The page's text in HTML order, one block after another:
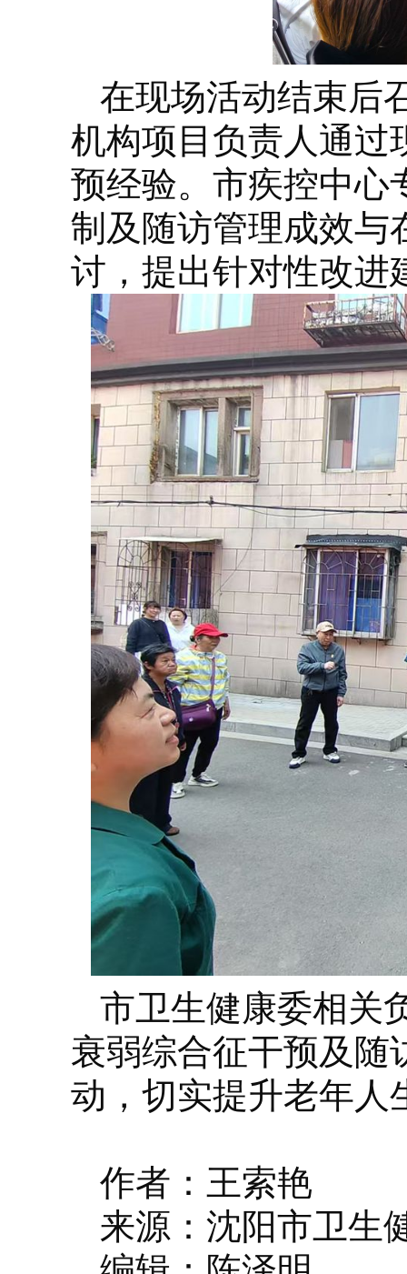
在现场活动结束后
机构项目负责人通过
预经验。市疾控中心
制及随访管理成效与
讨，提出针对性改进
市卫生健康委相关
衰弱综合征干预及随
动，切实提升老年人
作者：王索艳
来源：沈阳市卫生